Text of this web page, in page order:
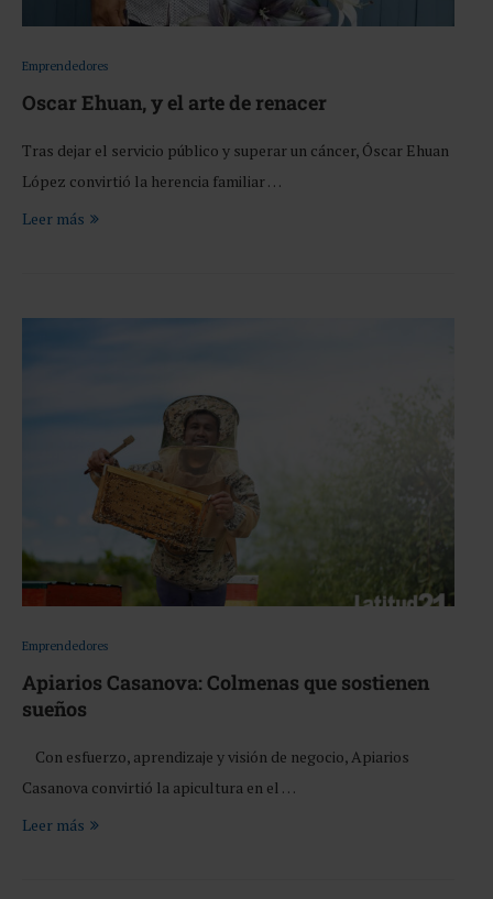
Emprendedores
Oscar Ehuan, y el arte de renacer
Tras dejar el servicio público y superar un cáncer, Óscar Ehuan
López convirtió la herencia familiar …
Leer más
Emprendedores
Apiarios Casanova: Colmenas que sostienen
sueños
Con esfuerzo, aprendizaje y visión de negocio, Apiarios
Casanova convirtió la apicultura en el …
Leer más